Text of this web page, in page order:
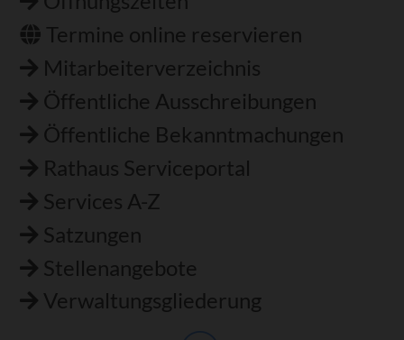
Termine online reservieren
Mitarbeiterverzeichnis
Öffentliche Ausschreibungen
Öffentliche Bekanntmachungen
Rathaus Serviceportal
Services A-Z
Satzungen
Stellenangebote
Verwaltungsgliederung